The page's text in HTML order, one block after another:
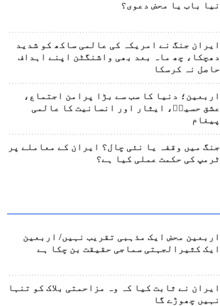
نیا باب یا محض دعوی؟
ایران جنگ نے امریکہ کی عالمی ساکھ کو شدید
دھچکا، چھ ماہ بعد بھی واشنگٹن اپنے اہداف
حاصل نہ کرسکا
اربعین؛ دنیا کا سب سے بڑا پرامن اجتماع،
عشق حسینؑ، ایثار اور انسانیت کا عالمی
پیغام
جنگ میں وقفہ یا نئی چال؟ ایران کے معاملے پر
ٹرمپ کی حکمت عملی کیا ہے؟
اربعین محض ایک مذہبی تقریب نہیں/ اربعین
ایک کثیرالجہتی سماجی حقیقت بن چکا ہے
ایران نے ثابت کیا کہ وہ مزاحمتی بلاک کو تنہا
نہیں چھوڑے گا